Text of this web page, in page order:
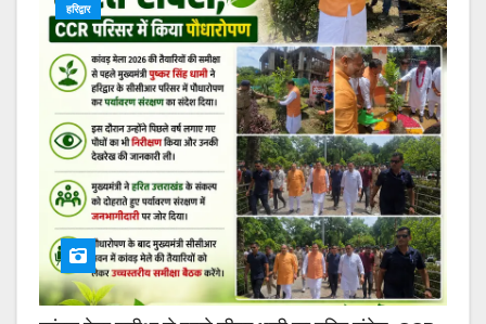
हरिद्वार